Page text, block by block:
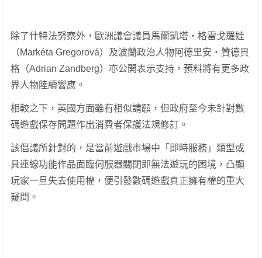
除了什特法努察外，歐洲議會議員馬爾凱塔・格雷戈羅娃
（Markéta Gregorová）及波蘭政治人物阿德里安・贊德貝
格（Adrian Zandberg）亦公開表示支持，預料將有更多政
界人物陸續響應。
相較之下，英國方面雖有相似請願，但政府至今未針對數
碼遊戲保存問題作出消費者保護法規修訂。
該倡議所針對的，是當前遊戲市場中「即時服務」類型或
具連線功能作品面臨伺服器關閉即無法遊玩的困境，凸顯
玩家一旦失去使用權，便引發數碼遊戲真正擁有權的重大
疑問。